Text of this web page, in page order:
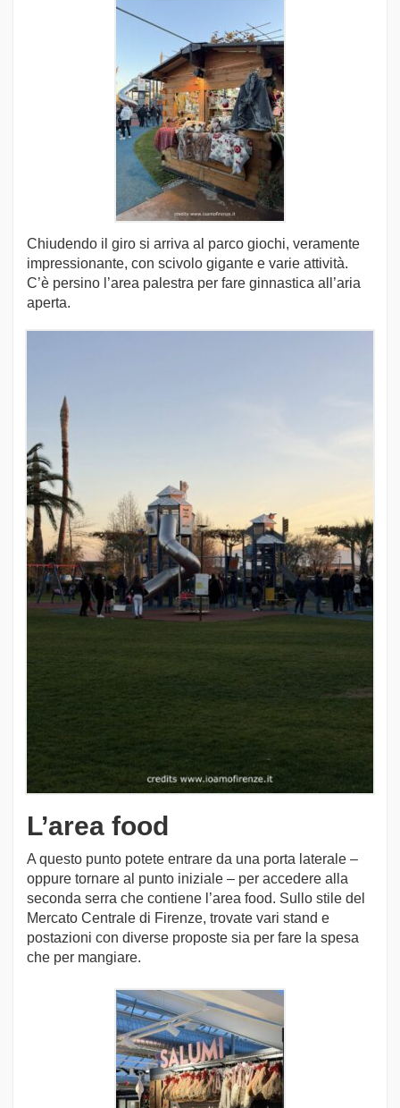
Chiudendo il giro si arriva al parco giochi, veramente
impressionante, con scivolo gigante e varie attività.
C’è persino l’area palestra per fare ginnastica all’aria
aperta.
L’area food
A questo punto potete entrare da una porta laterale –
oppure tornare al punto iniziale – per accedere alla
seconda serra che contiene l’area food. Sullo stile del
Mercato Centrale di Firenze, trovate vari stand e
postazioni con diverse proposte sia per fare la spesa
che per mangiare.